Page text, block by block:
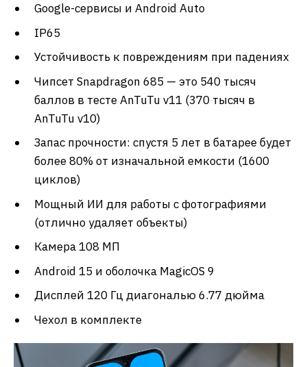
Google-сервисы и Android Auto
IP65
Устойчивость к повреждениям при падениях
Чипсет Snapdragon 685 — это 540 тысяч
баллов в тесте AnTuTu v11 (370 тысяч в
AnTuTu v10)
Запас прочности: спустя 5 лет в батарее будет
более 80% от изначальной емкости (1600
циклов)
Мощный ИИ для работы с фотографиями
(отлично удаляет объекты)
Камера 108 МП
Android 15 и оболочка MagicOS 9
Дисплей 120 Гц диагональю 6.77 дюйма
Чехол в комплекте